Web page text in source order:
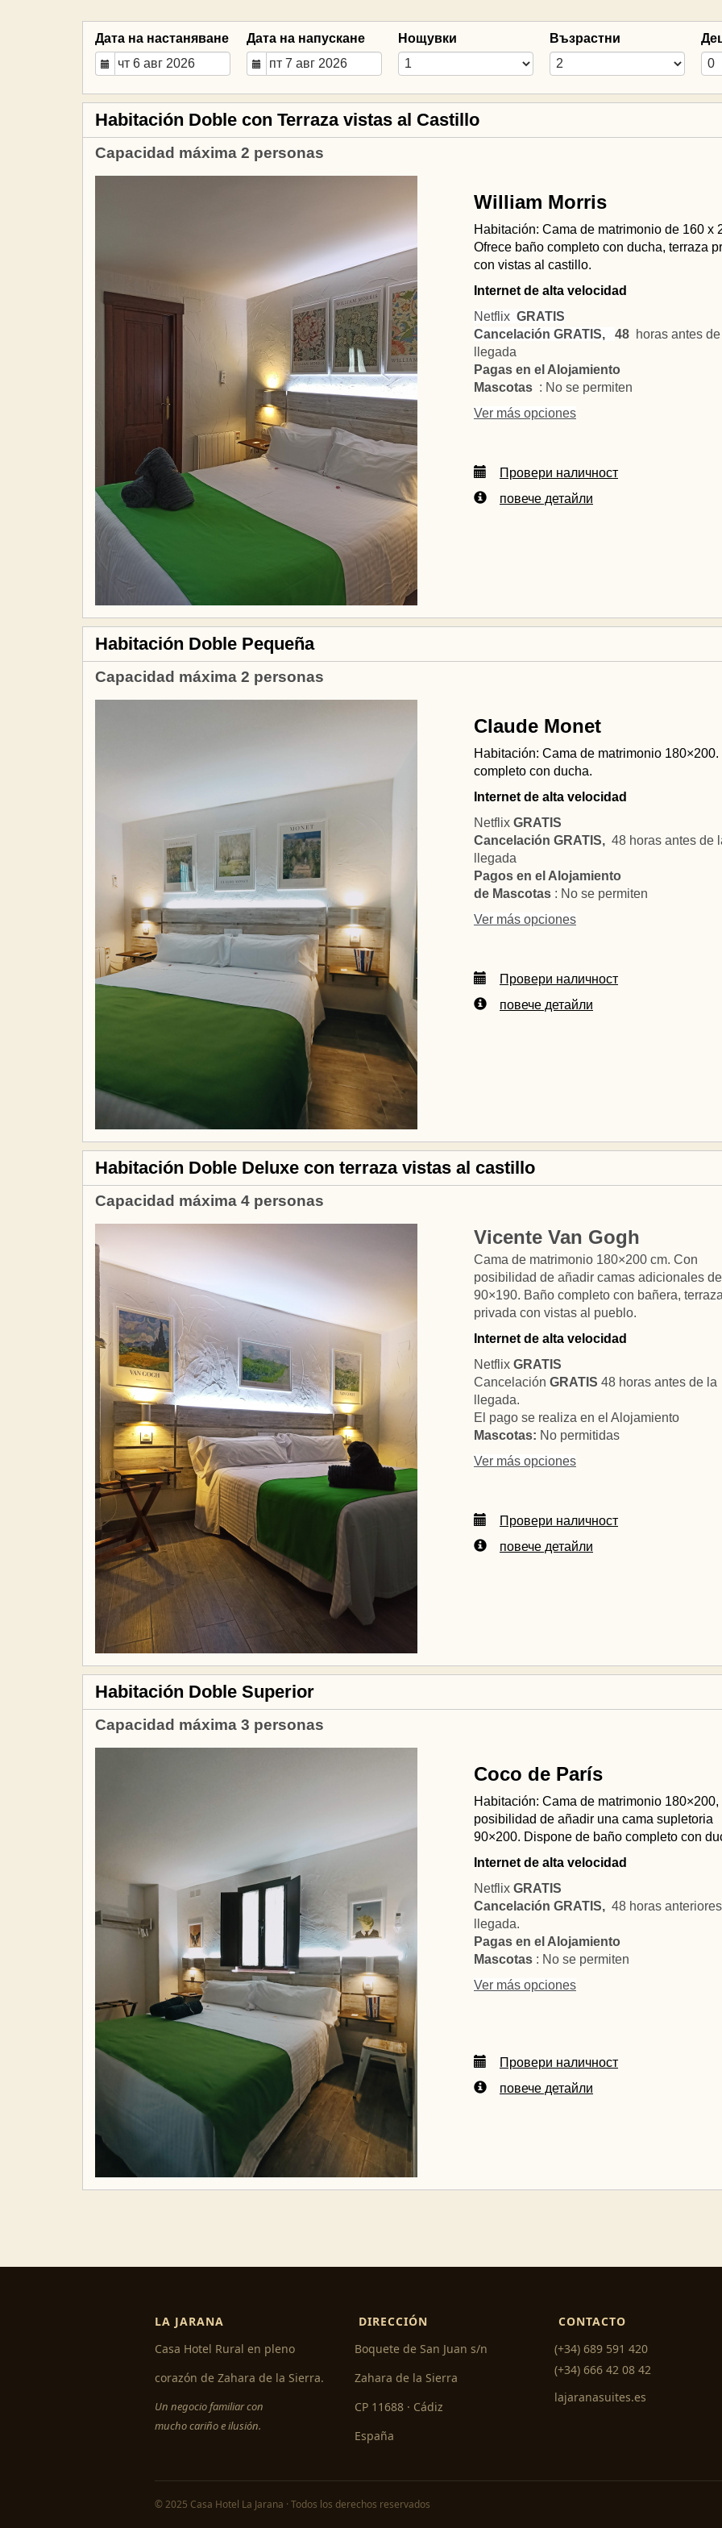
Дата на настаняване Дата на напускане Нощувки Възрастни
Habitación Doble con Terraza vistas al Castillo
Capacidad máxima 2 personas
William Morris
Habitación: Cama de matrimonio de 160 x
Ofrece baño completo con ducha, terraza
con vistas al castillo.
Internet de alta velocidad
Netflix GRATIS
Cancelación GRATIS, 48 horas antes
llegada
Pagas en el Alojamiento
Mascotas : No se permiten
Ver más opciones
Провери наличност
повече детайли
Habitación Doble Pequeña
Capacidad máxima 2 personas
Claude Monet
Habitación: Cama de matrimonio 180×200.
completo con ducha.
Internet de alta velocidad
Netflix GRATIS
Cancelación GRATIS, 48 horas antes de
llegada
Pagos en el Alojamiento
de Mascotas : No se permiten
Ver más opciones
Провери наличност
повече детайли
Habitación Doble Deluxe con terraza vistas al castillo
Capacidad máxima 4 personas
Vicente Van Gogh
Cama de matrimonio 180×200 cm. Con
posibilidad de añadir camas adicionales de
90×190. Baño completo con bañera, terraza
privada con vistas al pueblo.
Internet de alta velocidad
Netflix GRATIS
Cancelación GRATIS 48 horas antes de la
llegada.
El pago se realiza en el Alojamiento
Mascotas: No permitidas
Ver más opciones
Провери наличност
повече детайли
Habitación Doble Superior
Capacidad máxima 3 personas
Coco de París
Habitación: Cama de matrimonio 180×200,
posibilidad de añadir una cama supletoria
90×200. Dispone de baño completo con
Internet de alta velocidad
Netflix GRATIS
Cancelación GRATIS, 48 horas
llegada.
Pagas en el Alojamiento
Mascotas : No se permiten
Ver más opciones
Провери наличност
повече детайли
LA JARANA
Casa Hotel Rural en pleno
corazón de Zahara de la Sierra.
Un negocio familiar con
mucho cariño e ilusión.
DIRECCIÓN
Boquete de San Juan s/n
Zahara de la Sierra
CP 11688 · Cádiz
España
CONTACTO
(+34) 689 591 420
(+34) 666 42 08 42
lajaranasuites.es
© 2025 Casa Hotel La Jarana · Todos los derechos reservados